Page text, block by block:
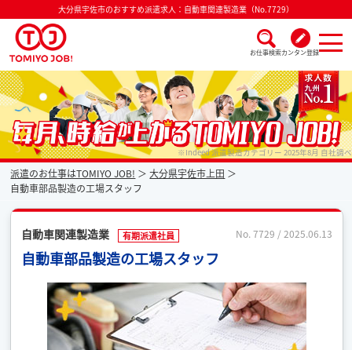
大分県宇佐市のおすすめ派遣求人：自動車関連製造業（No.7729）
お仕事検索カンタン登録
派遣なら毎月時給が上がるトミヨジョブ ※Indeed 派遣製造カテゴリー 2025年8月 自社調べ
派遣のお仕事はTOMIYO JOB!
大分県宇佐市上田
自動車部品製造の工場スタッフ
自動車関連製造業 有期派遣社員 No. 7729 / 2025.06.13
自動車部品製造の工場スタッフ